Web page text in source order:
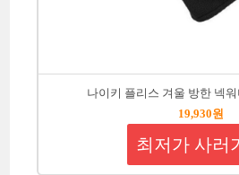
나이키 플리스 겨울 방한 넥
19,930원
최저가 사러